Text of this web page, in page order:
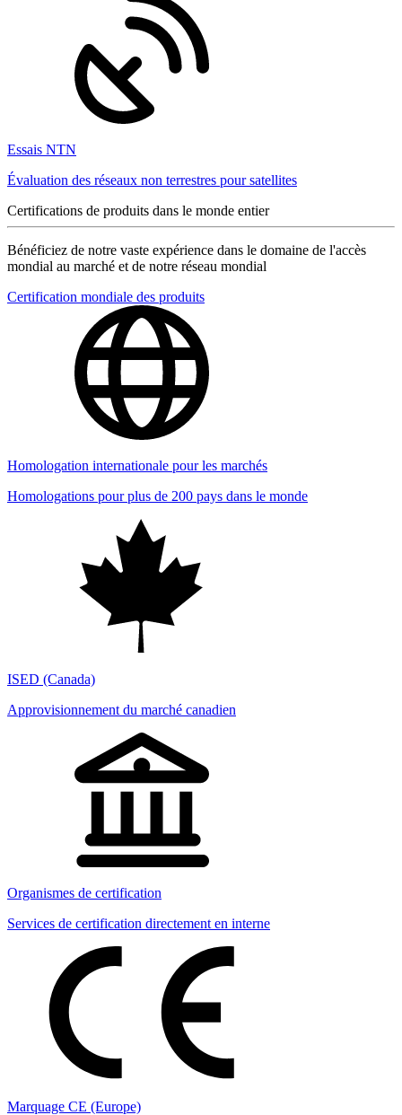
Essais NTN
Évaluation des réseaux non terrestres pour satellites
Certifications de produits dans le monde entier
Bénéficiez de notre vaste expérience dans le domaine de l'accès
mondial au marché et de notre réseau mondial
Certification mondiale des produits
Homologation internationale pour les marchés
Homologations pour plus de 200 pays dans le monde
ISED (Canada)
Approvisionnement du marché canadien
Organismes de certification
Services de certification directement en interne
Marquage CE (Europe)